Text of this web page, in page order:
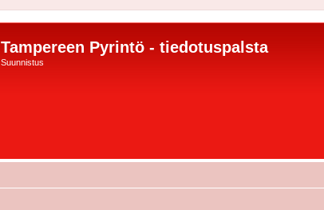
Tampereen Pyrintö - tiedotuspalsta
Suunnistus